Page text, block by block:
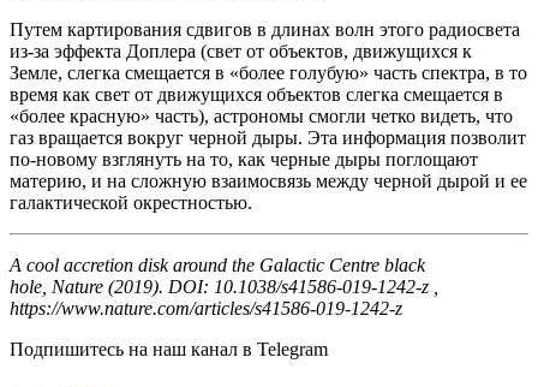
Путем картирования сдвигов в длинах волн этого радиосвета
из-за эффекта Доплера (свет от объектов, движущихся к
Земле, слегка смещается в «более голубую» часть спектра, в то
время как свет от движущихся объектов слегка смещается в
«более красную» часть), астрономы смогли четко видеть, что
газ вращается вокруг черной дыры. Эта информация позволит
по-новому взглянуть на то, как черные дыры поглощают
материю, и на сложную взаимосвязь между черной дырой и ее
галактической окрестностью.
A cool accretion disk around the Galactic Centre black
hole, Nature (2019). DOI: 10.1038/s41586-019-1242-z ,
https://www.nature.com/articles/s41586-019-1242-z
Подпишитесь на наш канал в Telegram